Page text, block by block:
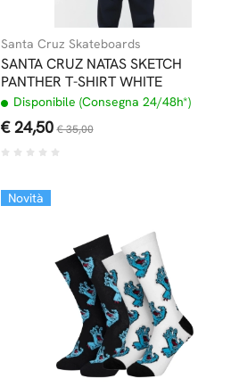
Santa Cruz Skateboards
SANTA CRUZ NATAS SKETCH
PANTHER T-SHIRT WHITE
Disponibile (Consegna 24/48h*)
€ 24,50 € 35,00
Novità